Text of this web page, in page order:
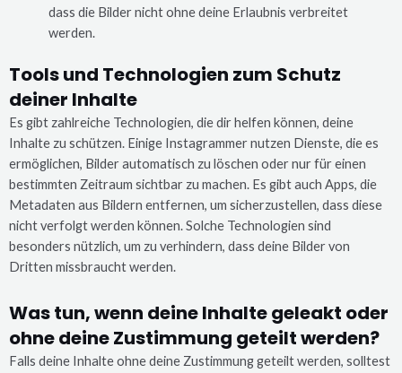
dass die Bilder nicht ohne deine Erlaubnis verbreitet
werden.
Tools und Technologien zum Schutz
deiner Inhalte
Es gibt zahlreiche Technologien, die dir helfen können, deine
Inhalte zu schützen. Einige Instagrammer nutzen Dienste, die es
ermöglichen, Bilder automatisch zu löschen oder nur für einen
bestimmten Zeitraum sichtbar zu machen. Es gibt auch Apps, die
Metadaten aus Bildern entfernen, um sicherzustellen, dass diese
nicht verfolgt werden können. Solche Technologien sind
besonders nützlich, um zu verhindern, dass deine Bilder von
Dritten missbraucht werden.
Was tun, wenn deine Inhalte geleakt oder
ohne deine Zustimmung geteilt werden?
Falls deine Inhalte ohne deine Zustimmung geteilt werden, solltest